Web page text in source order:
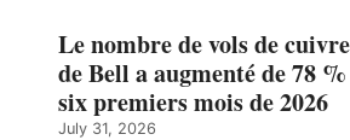
Le nombre de vols de
de Bell a augmenté de 78
six premiers mois de 2026
July 31, 2026